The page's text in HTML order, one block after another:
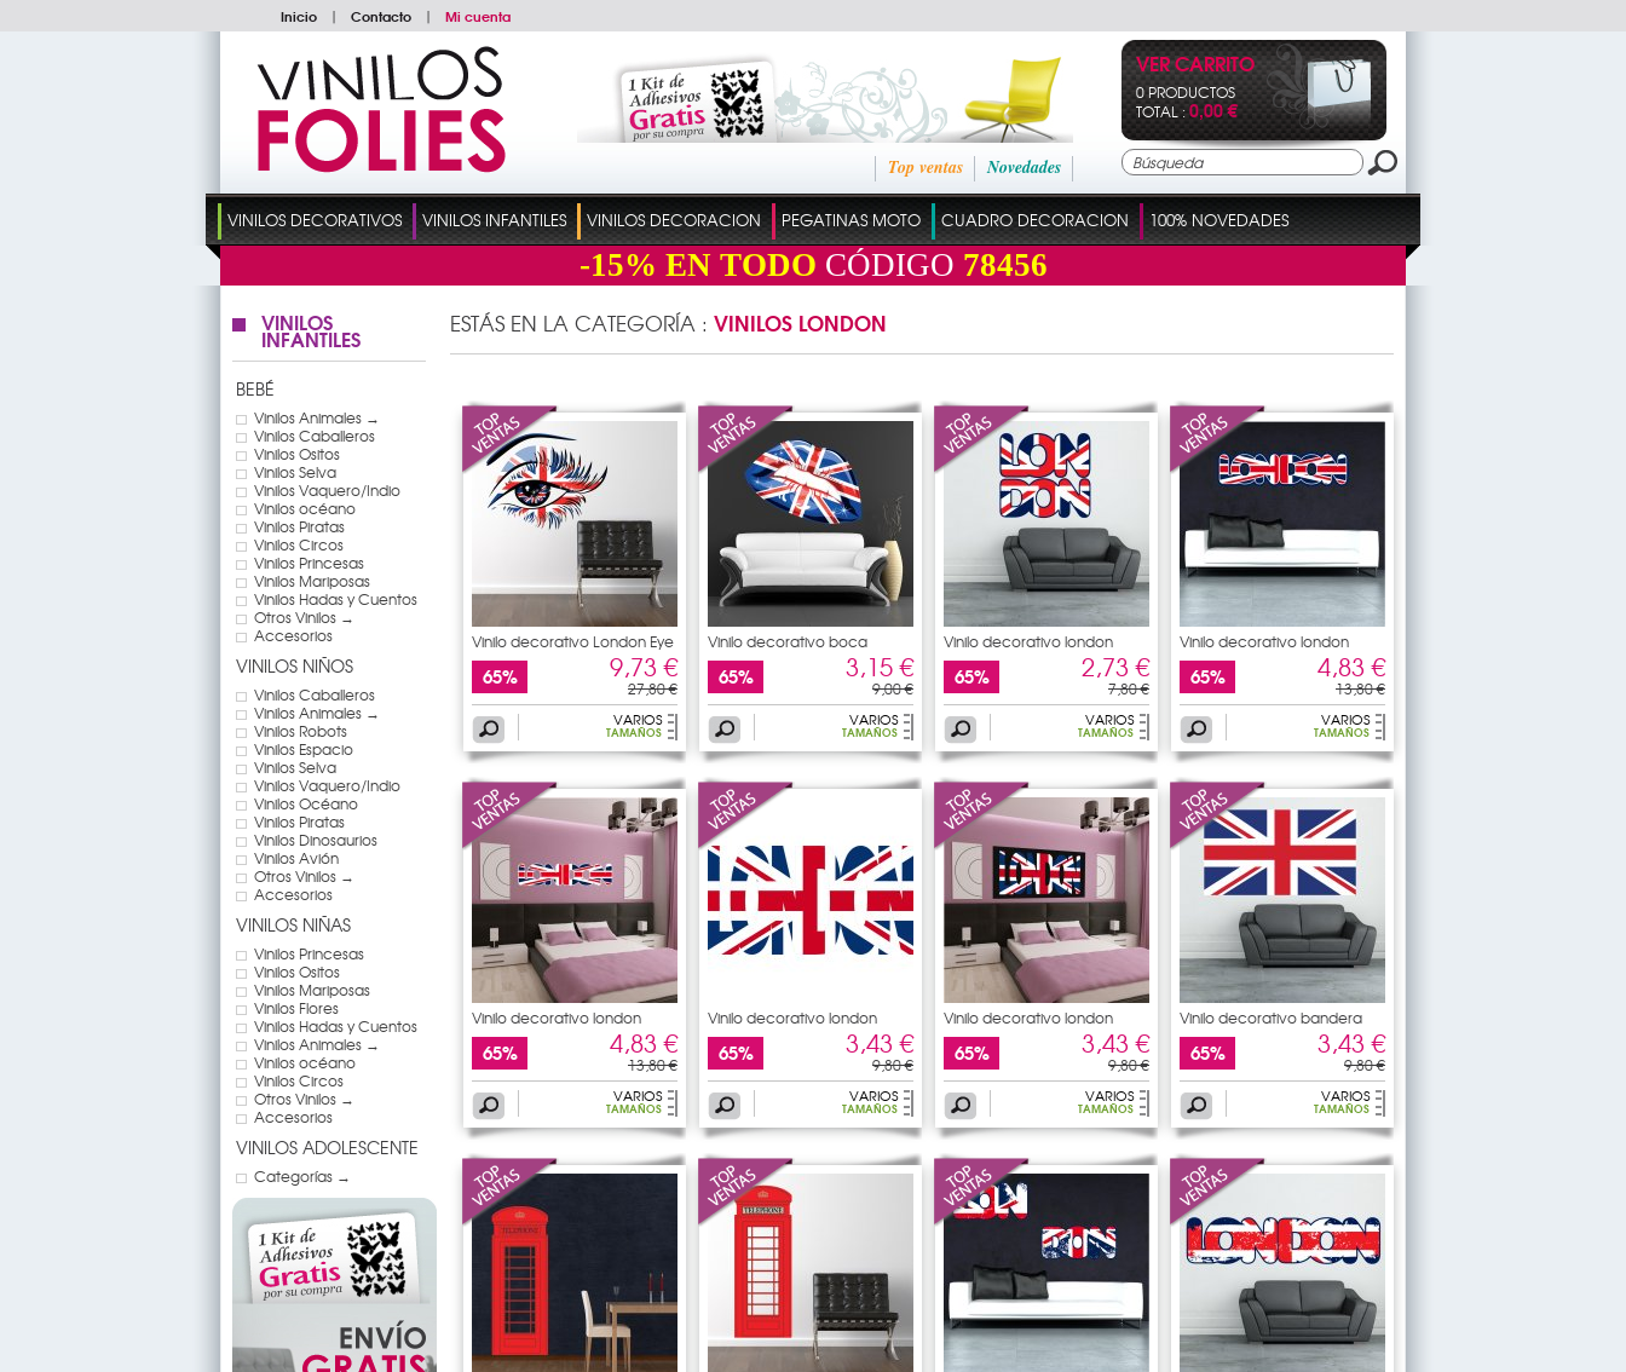
Inicio | Contacto | Mi cuenta
Novedades
Top ventas
VER CARRITO
0 PRODUCTOS
TOTAL :0,00 €
VINILOS DECORATIVOS VINILOS INFANTILES VINILOS DECORACION PEGATINAS MOTO CUADRO DECORACION 100% NOVEDADES
-15% EN TODO CÓDIGO 78456
VINILOS
INFANTILES
BEBÉ
Vinilos Animales →
Vinilos Caballeros
Vinilos Ositos
Vinilos Selva
Vinilos Vaquero/Indio
Vinilos océano
Vinilos Piratas
Vinilos Circos
Vinilos Princesas
Vinilos Mariposas
Vinilos Hadas y Cuentos
Otros Vinilos →
Accesorios
VINILOS NIÑOS
Vinilos Caballeros
Vinilos Animales →
Vinilos Robots
Vinilos Espacio
Vinilos Selva
Vinilos Vaquero/Indio
Vinilos Océano
Vinilos Piratas
Vinilos Dinosaurios
Vinilos Avión
Otros Vinilos →
Accesorios
VINILOS NIÑAS
Vinilos Princesas
Vinilos Ositos
Vinilos Mariposas
Vinilos Flores
Vinilos Hadas y Cuentos
Vinilos Animales →
Vinilos océano
Vinilos Circos
Otros Vinilos →
Accesorios
VINILOS ADOLESCENTE
Categorías →
ESTÁS EN LA CATEGORÍA : VINILOS LONDON
Vinilo decorativo London Eye
65% 9,73 €
27,80 €
VARIOS
TAMAÑOS
Vinilo decorativo boca
65% 3,15 €
9,00 €
VARIOS
TAMAÑOS
Vinilo decorativo london
65% 2,73 €
7,80 €
VARIOS
TAMAÑOS
Vinilo decorativo london
65% 4,83 €
13,80 €
VARIOS
TAMAÑOS
Vinilo decorativo london
65% 4,83 €
13,80 €
VARIOS
TAMAÑOS
Vinilo decorativo london
65% 3,43 €
9,80 €
VARIOS
TAMAÑOS
Vinilo decorativo london
65% 3,43 €
9,80 €
VARIOS
TAMAÑOS
Vinilo decorativo bandera
65% 3,43 €
9,80 €
VARIOS
TAMAÑOS